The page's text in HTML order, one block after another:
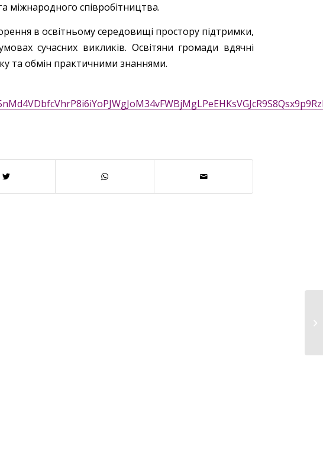
міжнародного співробітництва.
в освітньому середовищі простору підтримки,
сучасних викликів. Освітяни громади вдячні
та обмін практичними знаннями.